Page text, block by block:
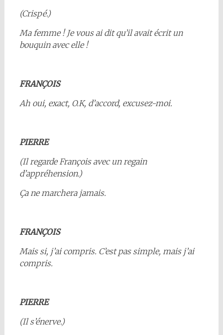
(Crispé.)
Ma femme ! Je vous ai dit qu’il avait écrit un
bouquin avec elle !
FRANÇOIS
Ah oui, exact, O.K, d’accord, excusez-moi.
PIERRE
(Il regarde François avec un regain
d’appréhension.)
Ça ne marchera jamais.
FRANÇOIS
Mais si, j’ai compris. C’est pas simple, mais j’ai
compris.
PIERRE
(Il s’énerve.)